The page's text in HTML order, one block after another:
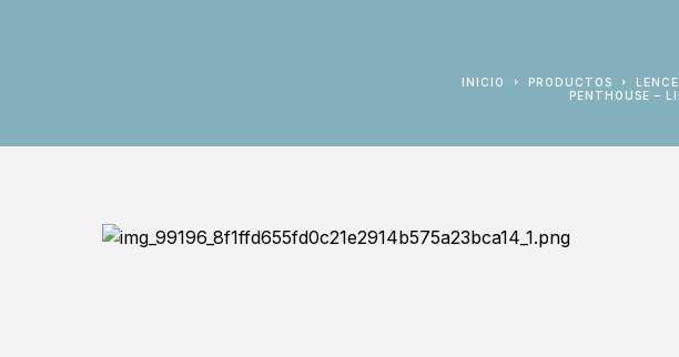
INICIO PRODUCTOS
PENTHOUSE –